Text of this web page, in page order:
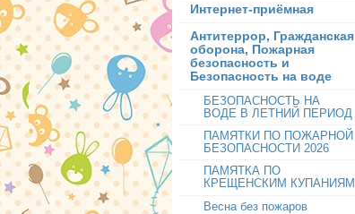
Интернет-приёмная
Антитеррор, Гражданская
оборона, Пожарная
безопасность и
Безопасность на воде
БЕЗОПАСНОСТЬ НА
ВОДЕ В ЛЕТНИЙ ПЕРИОД
ПАМЯТКИ ПО ПОЖАРНОЙ
БЕЗОПАСНОСТИ 2026
ПАМЯТКА ПО
КРЕЩЕНСКИМ КУПАНИЯМ
Весна без пожаров